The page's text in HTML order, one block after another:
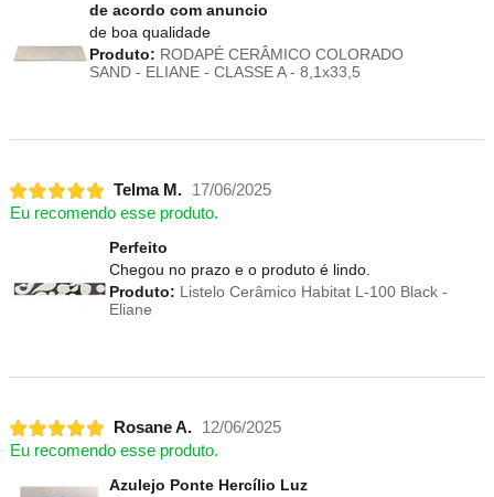
de acordo com anuncio
de boa qualidade
Produto: RODAPÉ CERÂMICO COLORADO
SAND - ELIANE - CLASSE A - 8,1x33,5
Telma M.
17/06/2025
Eu recomendo esse produto.
Perfeito
Chegou no prazo e o produto é lindo.
Produto: Listelo Cerâmico Habitat L-100 Black -
Eliane
Rosane A.
12/06/2025
Eu recomendo esse produto.
Azulejo Ponte Hercílio Luz